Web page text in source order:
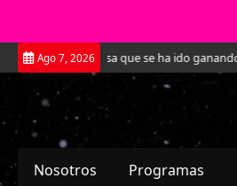
Saltar
al
contenido
Ago 7, 2026
La joven defensa que se ha ido ganando
Nosotros Programas